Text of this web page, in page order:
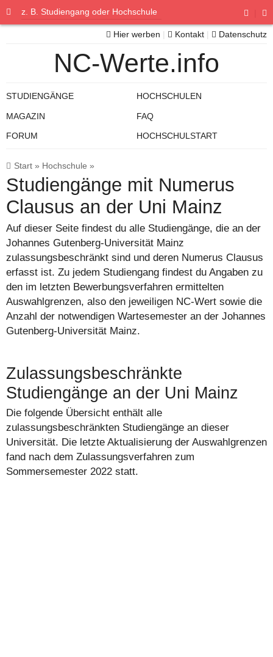
Start » Hochschule »
Studiengänge mit Numerus
Clausus an der Uni Mainz
Auf dieser Seite findest du alle Studiengänge, die an der
Johannes Gutenberg-Universität Mainz
zulassungsbeschränkt sind und deren Numerus Clausus
erfasst ist. Zu jedem Studiengang findest du Angaben zu
den im letzten Bewerbungsverfahren ermittelten
Auswahlgrenzen, also den jeweiligen NC-Wert sowie die
Anzahl der notwendigen Wartesemester an der Johannes
Gutenberg-Universität Mainz.
Zulassungsbeschränkte
Studiengänge an der Uni Mainz
Die folgende Übersicht enthält alle
zulassungsbeschränkten Studiengänge an dieser
Universität. Die letzte Aktualisierung der Auswahlgrenzen
fand nach dem Zulassungsverfahren zum
Sommersemester 2022 statt.
Hier werben Kontakt Datenschutz
NC-Werte.info
STUDIENGÄNGE HOCHSCHULEN
MAGAZIN FAQ
FORUM HOCHSCHULSTART